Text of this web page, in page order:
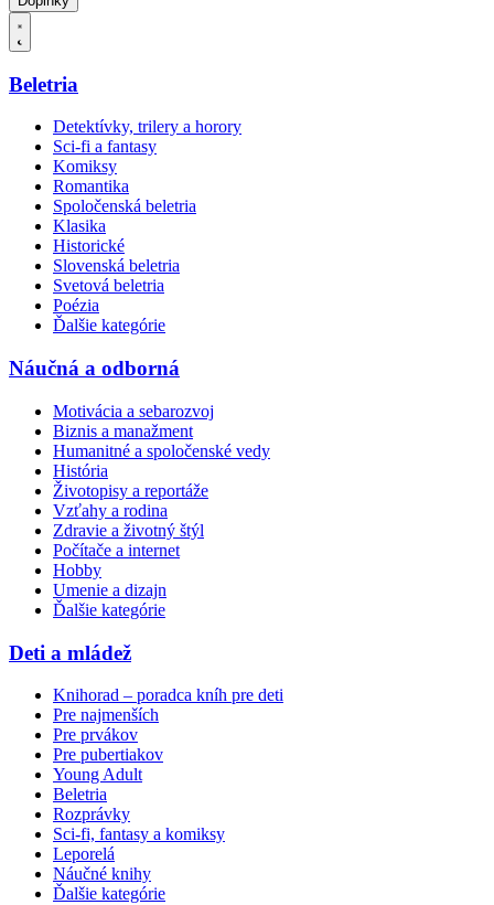
Beletria
Detektívky, trilery a horory
Sci-fi a fantasy
Komiksy
Romantika
Spoločenská beletria
Klasika
Historické
Slovenská beletria
Svetová beletria
Poézia
Ďalšie kategórie
Náučná a odborná
Motivácia a sebarozvoj
Biznis a manažment
Humanitné a spoločenské vedy
História
Životopisy a reportáže
Vzťahy a rodina
Zdravie a životný štýl
Počítače a internet
Hobby
Umenie a dizajn
Ďalšie kategórie
Deti a mládež
Knihorad – poradca kníh pre deti
Pre najmenších
Pre prvákov
Pre pubertiakov
Young Adult
Beletria
Rozprávky
Sci-fi, fantasy a komiksy
Leporelá
Náučné knihy
Ďalšie kategórie